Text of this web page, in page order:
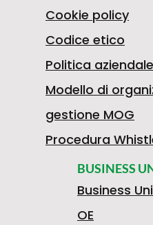
BUSINESS
Business
OE
Cookie policy
Codice etico
Politica aziendale
Modello di
gestione MOG
Procedura